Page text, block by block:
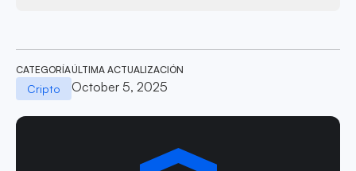
CATEGORÍA
Cripto
ÚLTIMA ACTUALIZACIÓN
October 5, 2025